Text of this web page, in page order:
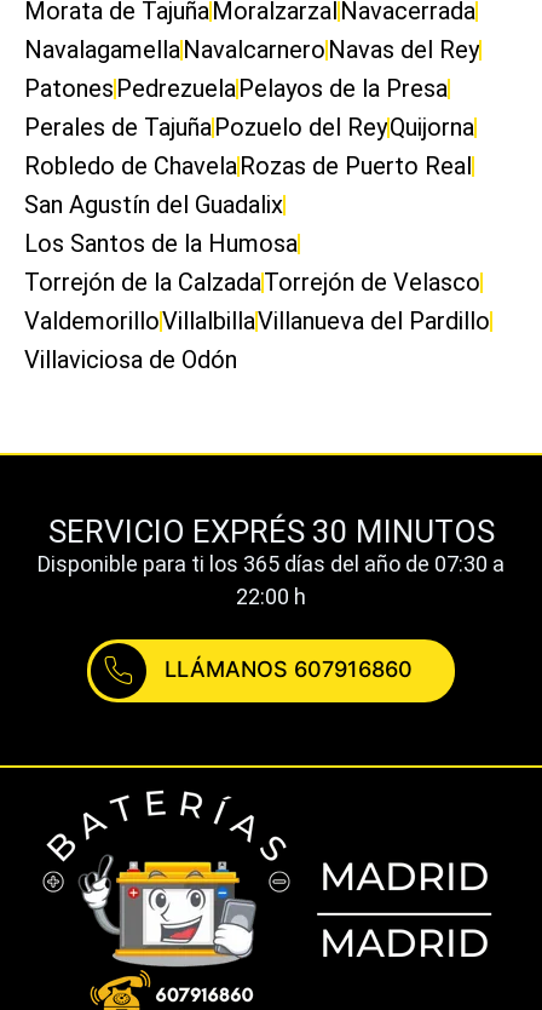
Morata de TajuñaMoralzarzal Navacerrada
NavalagamellaNavalcarnero Navas del Rey
Patones PedrezuelaPelayos de la Presa
Perales de TajuñaPozuelo del ReyQuijorna
Robledo de ChavelaRozas de Puerto Real
San Agustín del Guadalix
Los Santos de la Humosa
Torrejón de la CalzadaTorrejón de Velasco
ValdemorilloVillalbillaVillanueva del Pardillo
Villaviciosa de Odón
SERVICIO EXPRÉS 30 MINUTOS
Disponible para ti los 365 días del año de 07:30 a
22:00 h
LLÁMANOS 607916860